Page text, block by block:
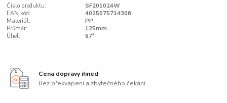
Číslo produktu:
SF201024W
EAN kód:
4025075714306
Materiál:
PP
Průměr:
125mm
Úhel:
67°
Cena dopravy ihned
Bez překvapení a zbytečného čekání